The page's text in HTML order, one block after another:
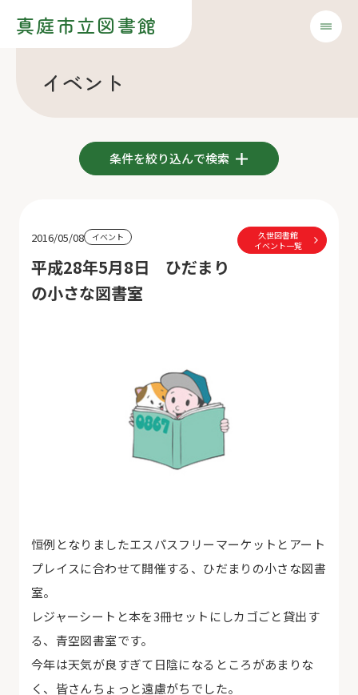
真庭市立図書館
イベント
条件を絞り込んで検索
2016/05/08 イベント
平成28年5月8日 ひだまり
の小さな図書室
久世図書館
イベント一覧
恒例となりましたエスパスフリーマーケットとアート
プレイスに合わせて開催する、ひだまりの小さな図書
室。
レジャーシートと本を3冊セットにしカゴごと貸出す
る、青空図書室です。
今年は天気が良すぎて日陰になるところがあまりな
く、皆さんちょっと遠慮がちでした。